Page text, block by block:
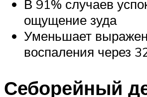
В 91% случаев
ощущение зуда
Уменьшает
воспаления через
Себорейный